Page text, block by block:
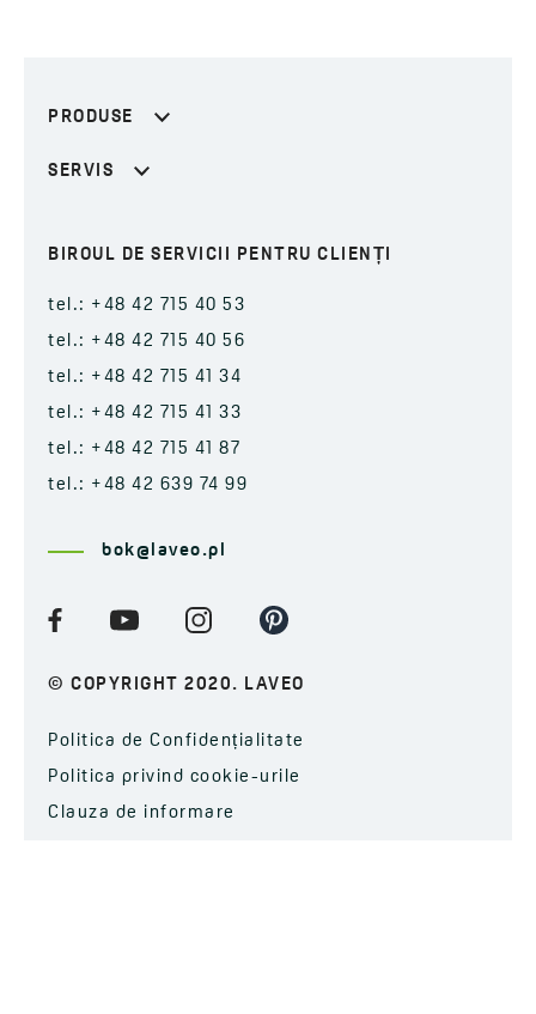
PRODUSE
SERVIS
BIROUL DE SERVICII PENTRU CLIENȚI
tel.: +48 42 715 40 53
tel.: +48 42 715 40 56
tel.: +48 42 715 41 34
tel.: +48 42 715 41 33
tel.: +48 42 715 41 87
tel.: +48 42 639 74 99
bok@laveo.pl
© COPYRIGHT 2020. LAVEO
Politica de Confidențialitate
Politica privind cookie-urile
Clauza de informare